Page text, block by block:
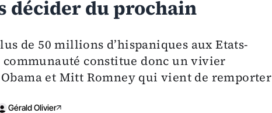
décider du prochain
de 50 millions d’hispaniques aux Etats-
constitue donc un vivier
et Mitt Romney qui vient de remporter
Gérald Olivier